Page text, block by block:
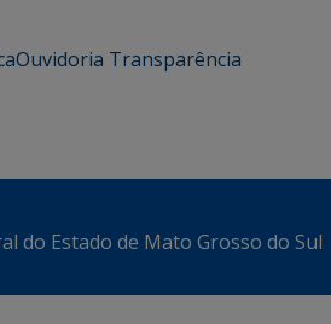
Ouvidoria Transparência
do Estado de Mato Grosso do Sul